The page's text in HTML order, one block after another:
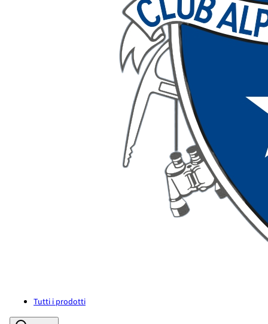
Tutti i prodotti